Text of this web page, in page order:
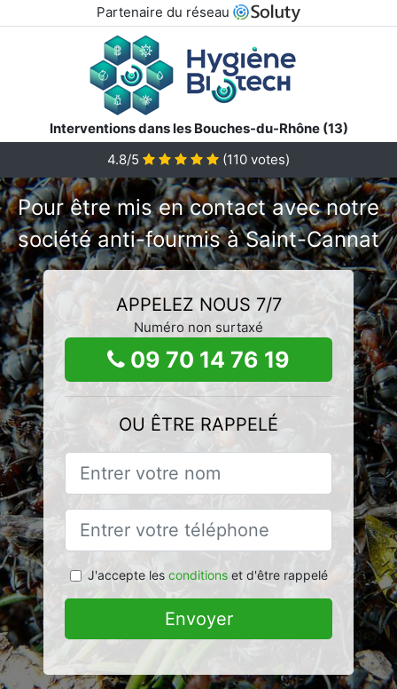
Partenaire du réseau
Interventions dans les Bouches-du-Rhône (13)
4.8/5
(110 votes)
Pour être mis en contact avec notre
société anti-fourmis à Saint-Cannat
APPELEZ NOUS 7/7
Numéro non surtaxé
09 70 14 76 19
OU ÊTRE RAPPELÉ
J'accepte les conditionset d'être rappelé
Envoyer